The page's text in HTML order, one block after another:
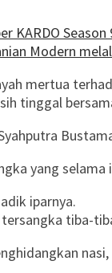
KARDO Season
Modern
mertua
tinggal
yang
iparnya.
tiba-